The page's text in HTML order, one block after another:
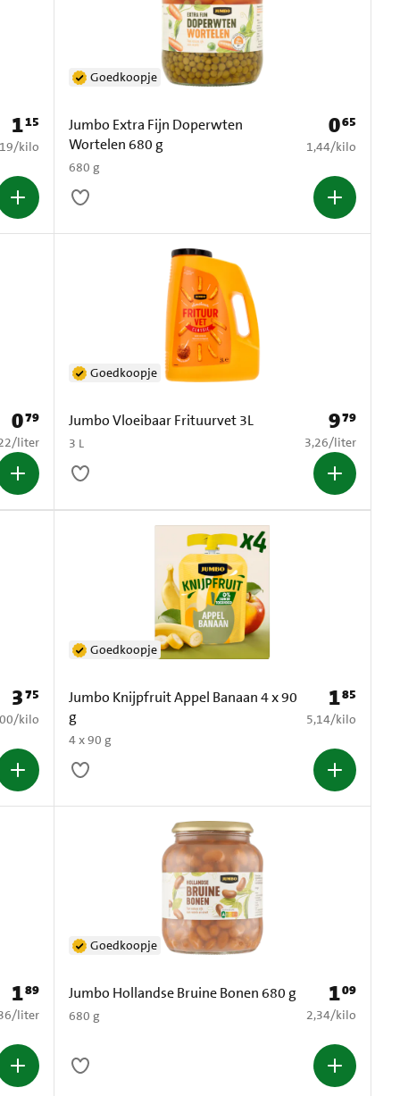
Prijs: € 1,15
115
per kilo
/kilo
Jumbo Extra Fijn Doperwten
Wortelen 680 g
680 g
Goedkoopje
Prijs: € 0,65
065
€ 1,44 per kilo
1,44/kilo
Prijs: € 0,79
079
per liter
/liter
Jumbo Vloeibaar Frituurvet 3L
3 L
Goedkoopje
Prijs: € 9,79
979
€ 3,26 per liter
3,26/liter
Prijs: € 3,75
375
per kilo
/kilo
Jumbo Knijpfruit Appel Banaan 4 x 90
g
4 x 90 g
Goedkoopje
Prijs: € 1,85
185
€ 5,14 per kilo
5,14/kilo
Prijs: € 1,89
189
per liter
/liter
Jumbo Hollandse Bruine Bonen 680 g
680 g
Goedkoopje
Prijs: € 1,09
109
€ 2,34 per kilo
2,34/kilo